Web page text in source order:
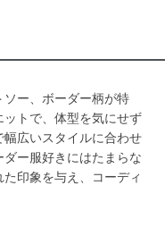
ー、ボーダー柄が特
トで、体型を気にせず
広いスタイルに合わせ
ー服好きにはたまらな
印象を与え、コーディ